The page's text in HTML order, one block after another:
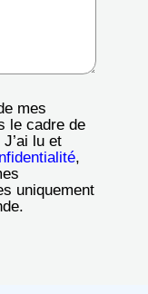
mes
le cadre de
lu et
,
uniquement